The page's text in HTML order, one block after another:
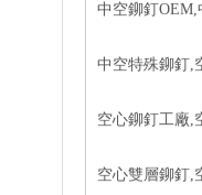
中空鉚釘
中空特殊鉚釘,
空心鉚釘工廠,
空心雙層鉚釘,